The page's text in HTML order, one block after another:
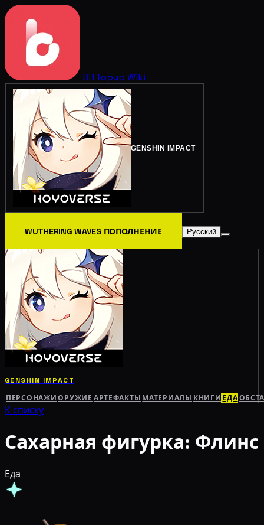
BitTopup Wiki
GENSHIN IMPACT
WUTHERING WAVES ПОПОЛНЕНИЕ Русский
GENSHIN IMPACT
ПЕРСОНАЖИ ОРУЖИЕ АРТЕФАКТЫ МАТЕРИАЛЫ КНИГИ ЕДА
К списку
Сахарная фигурка: Флинс
Еда